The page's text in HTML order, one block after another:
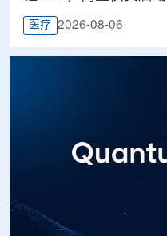
医疗 2026-08-06